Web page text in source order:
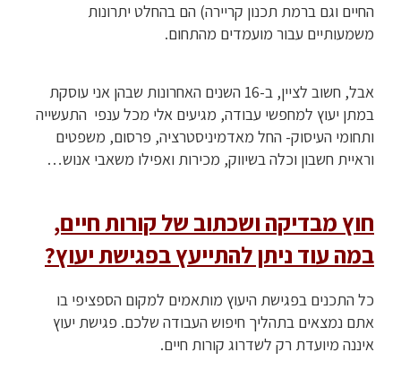
החיים וגם ברמת תכנון קריירה) הם בהחלט יתרונות
משמעותיים עבור מועמדים מהתחום.
אבל, חשוב לציין, ב-16 השנים האחרונות שבהן אני עוסקת
במתן יעוץ למחפשי עבודה, מגיעים אלי מכל ענפי התעשייה
ותחומי העיסוק- החל מאדמיניסטרציה, פרסום, משפטים
וראיית חשבון וכלה בשיווק, מכירות ואפילו משאבי אנוש…
חוץ מבדיקה ושכתוב של קורות חיים,
במה עוד ניתן להתייעץ בפגישת יעוץ?
כל התכנים בפגישת היעוץ מותאמים למקום הספציפי בו
אתם נמצאים בתהליך חיפוש העבודה שלכם. פגישת יעוץ
איננה מיועדת רק לשדרוג קורות חיים.